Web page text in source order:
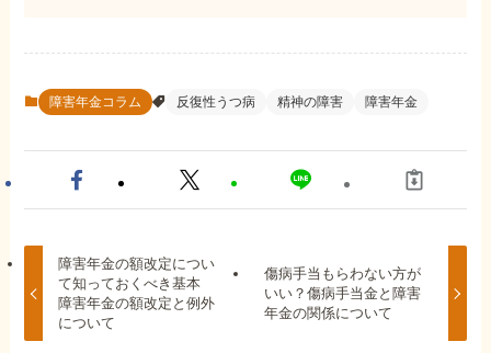
障害年金コラム 反復性うつ病 精神の障害 障害年金
障害年金の額改定につい
て知っておくべき基本
障害年金の額改定と例外
について
傷病手当もらわない方が
いい？傷病手当金と障害
年金の関係について